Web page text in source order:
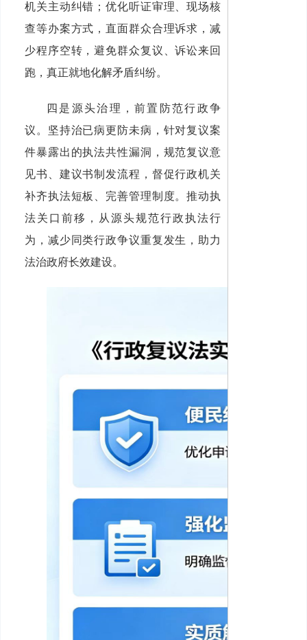
机关主动纠错；优化听证审理、现场核
查等办案方式，直面群众合理诉求，减
少程序空转，避免群众复议、诉讼来回
跑，真正就地化解矛盾纠纷。
四是源头治理，前置防范行政争
议。坚持治已病更防未病，针对复议案
件暴露出的执法共性漏洞，规范复议意
见书、建议书制发流程，督促行政机关
补齐执法短板、完善管理制度。推动执
法关口前移，从源头规范行政执法行
为，减少同类行政争议重复发生，助力
法治政府长效建设。